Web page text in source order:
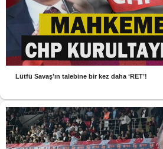
Lütfü Savaş’ın talebine bir kez daha ‘RET’!